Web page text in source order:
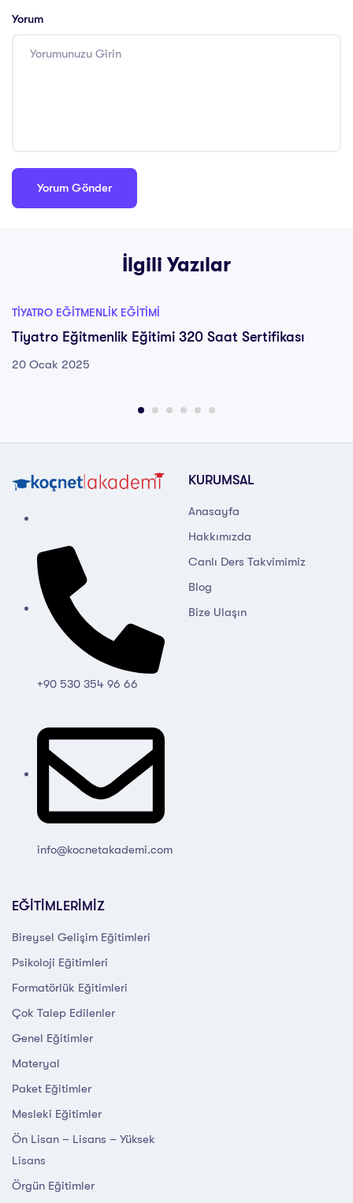
Yorum
İlgili Yazılar
TIYATRO EĞITMENLIK EĞITIMI
Tiyatro Eğitmenlik Eğitimi 320 Saat Sertifikası
20 Ocak 2025
+90 530 354 96 66
info@kocnetakademi.com
KURUMSAL
Anasayfa
Hakkımızda
Canlı Ders Takvimimiz
Blog
Bize Ulaşın
EĞİTİMLERİMİZ
Bireysel Gelişim Eğitimleri
Psikoloji Eğitimleri
Formatörlük Eğitimleri
Çok Talep Edilenler
Genel Eğitimler
Materyal
Paket Eğitimler
Mesleki Eğitimler
Ön Lisan – Lisans – Yüksek
Lisans
Örgün Eğitimler